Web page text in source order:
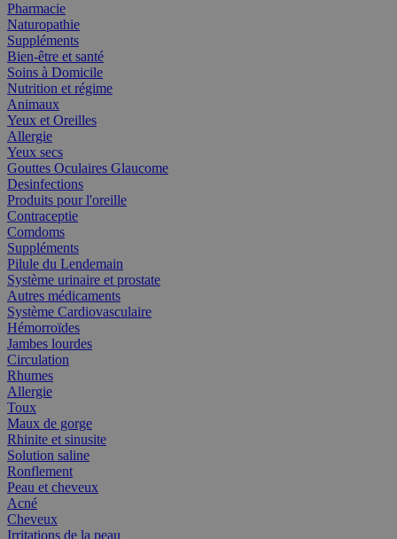
Pharmacie
Naturopathie
Suppléments
Bien-être et santé
Soins à Domicile
Nutrition et régime
Animaux
Yeux et Oreilles
Allergie
Yeux secs
Gouttes Oculaires Glaucome
Desinfections
Produits pour l'oreille
Contraceptie
Comdoms
Suppléments
Pilule du Lendemain
Système urinaire et prostate
Autres médicaments
Système Cardiovasculaire
Hémorroïdes
Jambes lourdes
Circulation
Rhumes
Allergie
Toux
Maux de gorge
Rhinite et sinusite
Solution saline
Ronflement
Peau et cheveux
Acné
Cheveux
Irritations de la peau